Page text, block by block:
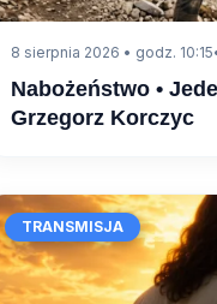
8 sierpnia 2026 • godz. 10:15
Nabożeństwo •
Grzegorz Korczyc
TRANSMISJA